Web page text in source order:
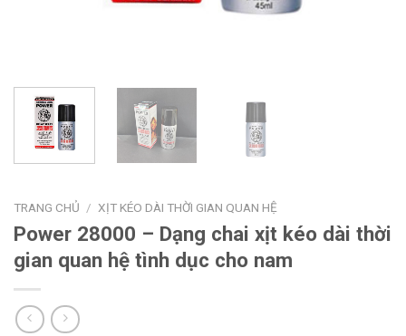
TRANG CHỦ / XỊT KÉO DÀI THỜI GIAN QUAN HỆ
Power 28000 – Dạng chai xịt kéo dài thời
gian quan hệ tình dục cho nam